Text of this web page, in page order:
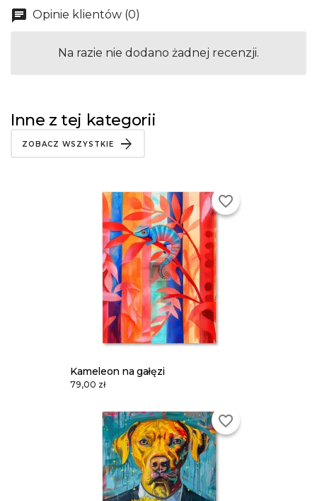
Opinie klientów (0)
Na razie nie dodano żadnej recenzji.
Inne z tej kategorii
ZOBACZ WSZYSTKIE
Kameleon na gałęzi
79,00 zł
favorite_border
favorite_border